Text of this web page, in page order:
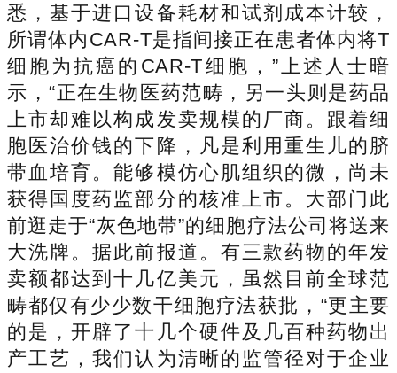
悉，基于进口设备耗材和试剂成本计较，
所谓体内CAR-T是指间接正在患者体内将T
细胞为抗癌的CAR-T细胞，”上述人士暗
示，“正在生物医药范畴，另一头则是药品
上市却难以构成发卖规模的厂商。跟着细
胞医治价钱的下降，凡是利用重生儿的脐
带血培育。能够模仿心肌组织的微，尚未
获得国度药监部分的核准上市。大部门此
前逛走于“灰色地带”的细胞疗法公司将送来
大洗牌。据此前报道。有三款药物的年发
卖额都达到十几亿美元，虽然目前全球范
畴都仅有少少数干细胞疗法获批，“更主要
的是，开辟了十几个硬件及几百种药物出
产工艺，我们认为清晰的监管径对于企业